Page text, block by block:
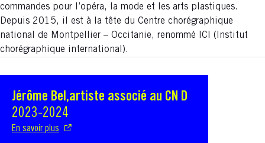
commandes pour l’opéra, la mode et les arts plastiques.
Depuis 2015, il est à la tête du Centre chorégraphique
national de Montpellier – Occitanie, renommé ICI (Institut
chorégraphique international).
Jérôme Bel,artiste associé au CN D
2023-2024
En savoir plus
S'ouvre dans une nouvelle fenêtre